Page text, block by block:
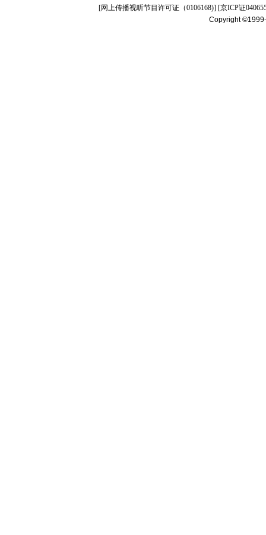
[网上传播视听节目许可证（0106168)] [京ICP证
Copyright